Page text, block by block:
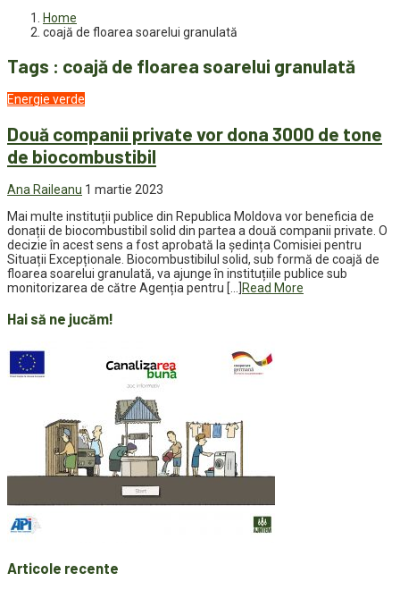
Home
coajă de floarea soarelui granulată
Tags : coajă de floarea soarelui granulată
Energie verde
Două companii private vor dona 3000 de tone
de biocombustibil
Ana Raileanu 1 martie 2023
Mai multe instituții publice din Republica Moldova vor beneficia de
donații de biocombustibil solid din partea a două companii private. O
decizie în acest sens a fost aprobată la ședința Comisiei pentru
Situații Excepționale. Biocombustibilul solid, sub formă de coajă de
floarea soarelui granulată, va ajunge în instituțiile publice sub
monitorizarea de către Agenția pentru […] Read More
Hai să ne jucăm!
Articole recente